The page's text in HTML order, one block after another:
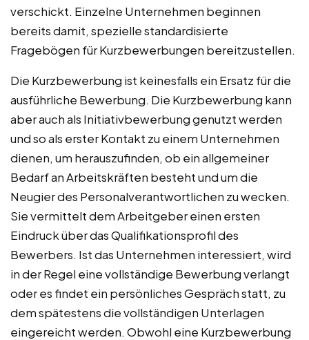
verschickt. Einzelne Unternehmen beginnen
bereits damit, spezielle standardisierte
Fragebögen für Kurzbewerbungen bereitzustellen.
Die Kurzbewerbung ist keinesfalls ein Ersatz für die
ausführliche Bewerbung. Die Kurzbewerbung kann
aber auch als Initiativbewerbung genutzt werden
und so als erster Kontakt zu einem Unternehmen
dienen, um herauszufinden, ob ein allgemeiner
Bedarf an Arbeitskräften besteht und um die
Neugier des Personalverantwortlichen zu wecken.
Sie vermittelt dem Arbeitgeber einen ersten
Eindruck über das Qualifikationsprofil des
Bewerbers. Ist das Unternehmen interessiert, wird
in der Regel eine vollständige Bewerbung verlangt
oder es findet ein persönliches Gespräch statt, zu
dem spätestens die vollständigen Unterlagen
eingereicht werden. Obwohl eine Kurzbewerbung